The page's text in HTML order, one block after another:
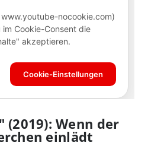
Wenn der
einlädt